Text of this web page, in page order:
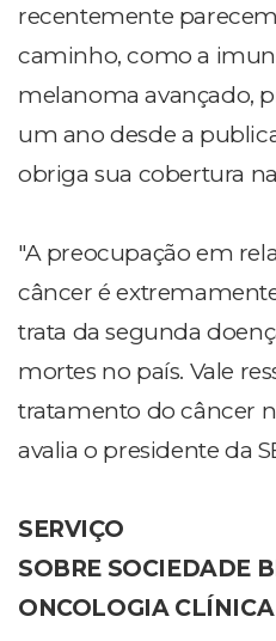
recentemente
caminho, como a
melanoma avançado,
um ano desde a
obriga sua cobertura
"A preocupação em
câncer é
trata da segunda
mortes no país. Vale
tratamento do câncer
avalia o presidente da
SERVIÇO
SOBRE SOCIEDADE
ONCOLOGIA CLÍNICA